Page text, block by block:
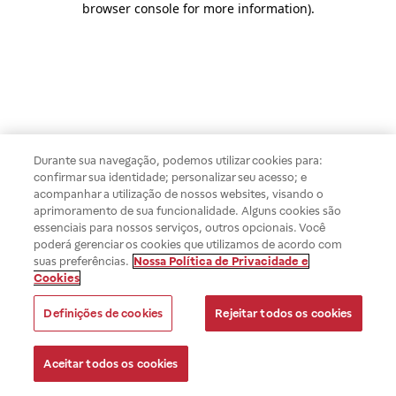
browser console for more information).
Durante sua navegação, podemos utilizar cookies para:
confirmar sua identidade; personalizar seu acesso; e
acompanhar a utilização de nossos websites, visando o
aprimoramento de sua funcionalidade. Alguns cookies são
essenciais para nossos serviços, outros opcionais. Você
poderá gerenciar os cookies que utilizamos de acordo com
suas preferências. Nossa Política de Privacidade e
Cookies
Definições de cookies Rejeitar todos os cookies
Aceitar todos os cookies